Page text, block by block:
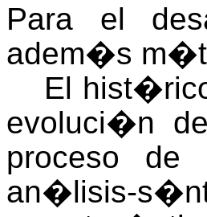
Para el
adem�s
El
evoluci�n
proceso de
an�lisis-